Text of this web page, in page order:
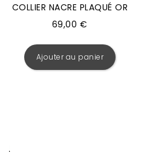
COLLIER NACRE PLAQUÉ OR
69,00 €
Ajouter au panier